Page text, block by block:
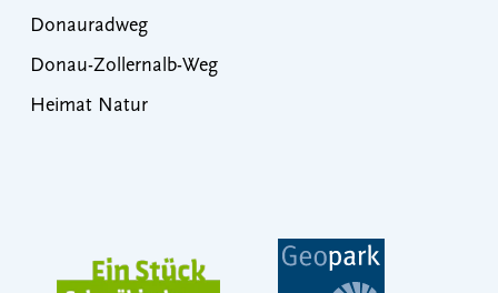
Donauradweg
Donau-Zollernalb-Weg
Heimat Natur